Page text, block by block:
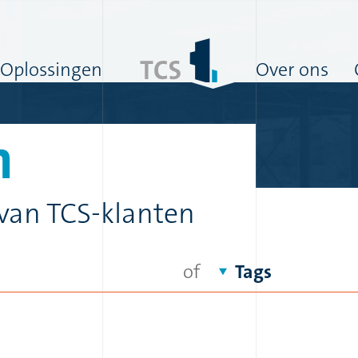
Oplossingen Over ons
TCS-klanten
of